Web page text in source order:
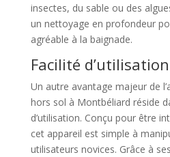
insectes, du sable ou des
un nettoyage en profondeur
agréable à la baignade.
Facilité d’utilisation
Un autre avantage majeur de
hors sol à Montbéliard réside
d’utilisation. Conçu pour être
cet appareil est simple à
utilisateurs novices. Grâce à